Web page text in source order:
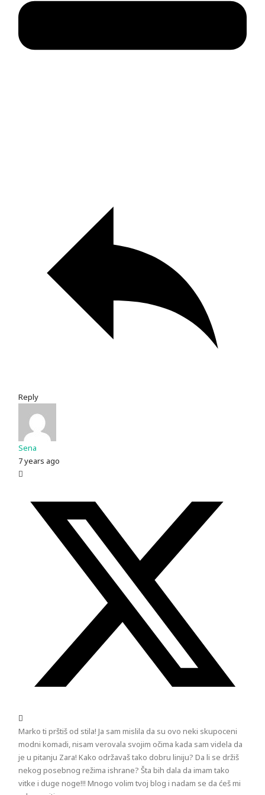
Reply
Sena
7 years ago
Marko ti prštiš od stila! Ja sam mislila da su ovo neki skupoceni
modni komadi, nisam verovala svojim očima kada sam videla da
je u pitanju Zara! Kako održavaš tako dobru liniju? Da li se držiš
nekog posebnog režima ishrane? Šta bih dala da imam tako
vitke i duge noge!!! Mnogo volim tvoj blog i nadam se da ćeš mi